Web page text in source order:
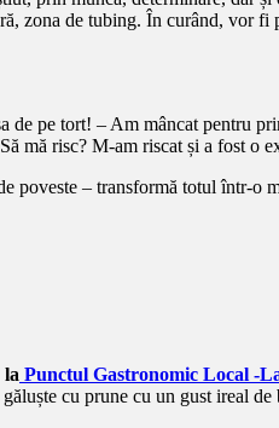
zona de tubing. În curând, vor fi
pe tort! – Am mâncat pentru
mă risc? M-am riscat și a fost o
poveste – transformă totul într-o
la Punctul Gastronomic Local -
cu prune cu un gust ireal